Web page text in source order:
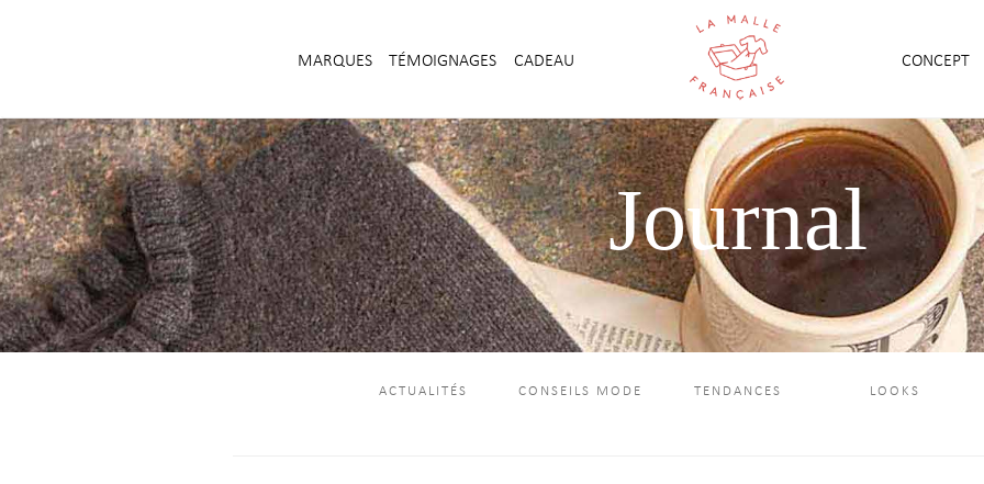
MARQUES TÉMOIGNAGES CADEAU CONCEPT
Journal
ACTUALITÉS CONSEILS MODE TENDANCES LOOKS